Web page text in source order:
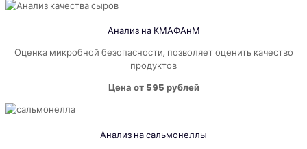
Анализ на КМАФАнМ
Оценка микробной безопасности, позволяет оценить качество
продуктов
Цена от 595 рублей
Анализ насальмонеллы